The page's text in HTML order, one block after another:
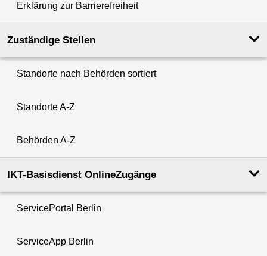
Erklärung zur Barrierefreiheit
Zuständige Stellen
Standorte nach Behörden sortiert
Standorte A-Z
Behörden A-Z
IKT-Basisdienst OnlineZugänge
ServicePortal Berlin
ServiceApp Berlin